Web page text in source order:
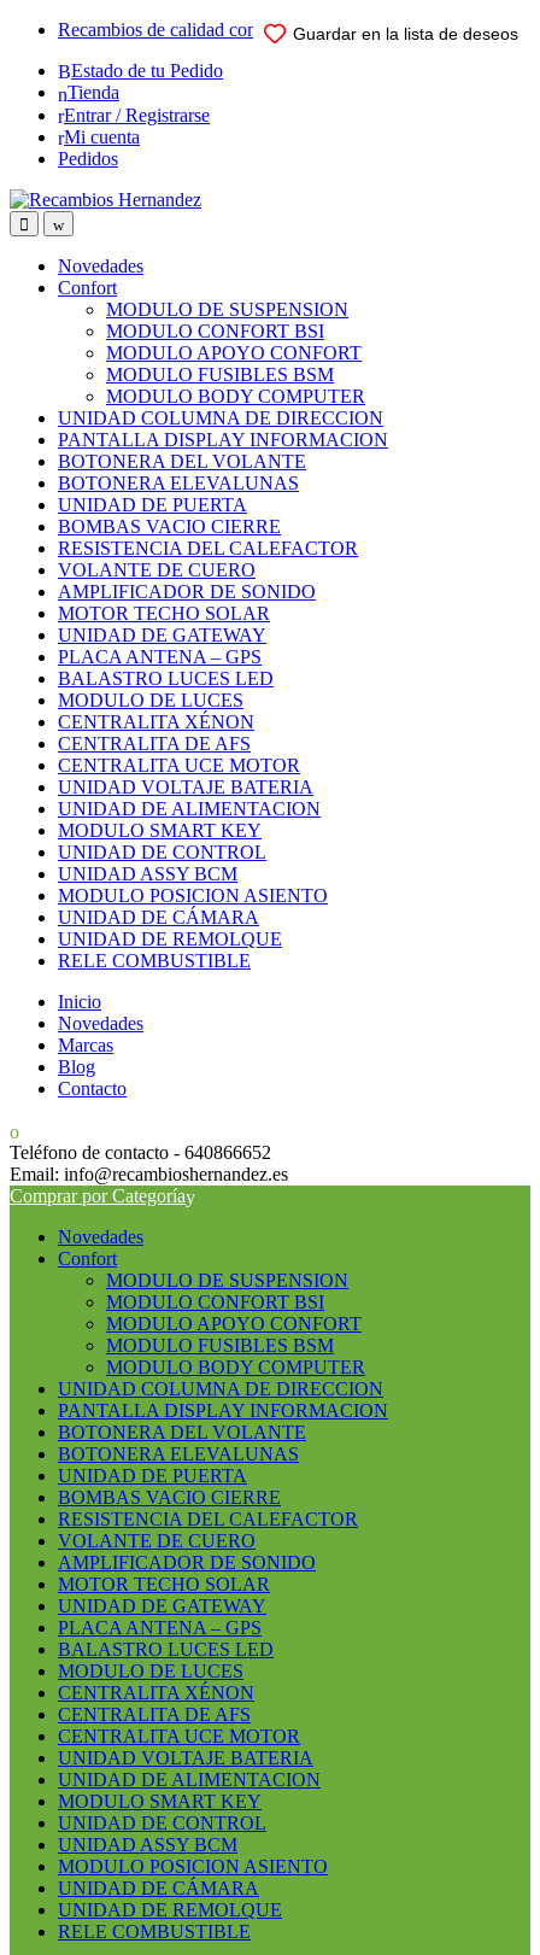
Skip
navigation
Skip
content
Recambios de calidad comprobada para su vehiculo
Estado de tu Pedido
Tienda
Entrar / Registrarse
Mi cuenta
Pedidos
OpenClose
Novedades
Confort
MODULO DE SUSPENSION
MODULO CONFORT BSI
MODULO APOYO CONFORT
MODULO FUSIBLES BSM
MODULO BODY COMPUTER
UNIDAD COLUMNA DE DIRECCION
PANTALLA DISPLAY INFORMACION
BOTONERA DEL VOLANTE
BOTONERA ELEVALUNAS
UNIDAD DE PUERTA
BOMBAS VACIO CIERRE
RESISTENCIA DEL CALEFACTOR
VOLANTE DE CUERO
AMPLIFICADOR DE SONIDO
MOTOR TECHO SOLAR
UNIDAD DE GATEWAY
PLACA ANTENA – GPS
BALASTRO LUCES LED
MODULO DE LUCES
CENTRALITA XÉNON
CENTRALITA DE AFS
CENTRALITA UCE MOTOR
UNIDAD VOLTAJE BATERIA
UNIDAD DE ALIMENTACION
MODULO SMART KEY
UNIDAD DE CONTROL
UNIDAD ASSY BCM
MODULO POSICION ASIENTO
UNIDAD DE CÁMARA
UNIDAD DE REMOLQUE
RELE COMBUSTIBLE
Inicio
Novedades
Marcas
Blog
Contacto
Teléfono de contacto - 640866652
Email: info@recambioshernandez.es
Comprar por Categoría
Novedades
Confort
MODULO DE SUSPENSION
MODULO CONFORT BSI
MODULO APOYO CONFORT
MODULO FUSIBLES BSM
MODULO BODY COMPUTER
UNIDAD COLUMNA DE DIRECCION
PANTALLA DISPLAY INFORMACION
BOTONERA DEL VOLANTE
BOTONERA ELEVALUNAS
UNIDAD DE PUERTA
BOMBAS VACIO CIERRE
RESISTENCIA DEL CALEFACTOR
VOLANTE DE CUERO
AMPLIFICADOR DE SONIDO
MOTOR TECHO SOLAR
UNIDAD DE GATEWAY
PLACA ANTENA – GPS
BALASTRO LUCES LED
MODULO DE LUCES
CENTRALITA XÉNON
CENTRALITA DE AFS
CENTRALITA UCE MOTOR
UNIDAD VOLTAJE BATERIA
UNIDAD DE ALIMENTACION
MODULO SMART KEY
UNIDAD DE CONTROL
UNIDAD ASSY BCM
MODULO POSICION ASIENTO
UNIDAD DE CÁMARA
UNIDAD DE REMOLQUE
RELE COMBUSTIBLE
Guardar en la lista de deseos
Guardar en la lista de deseos
Guardar en la lista de deseos
Guardar en la lista de deseos
Guardar en la lista de deseos